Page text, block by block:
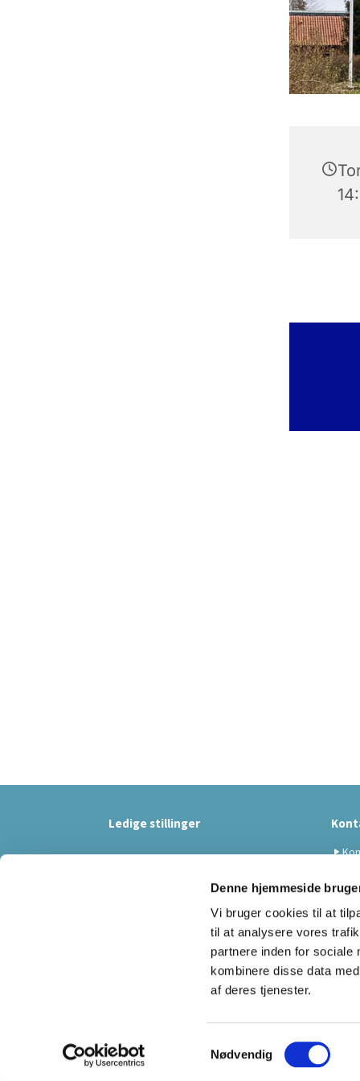
Denne hjemmeside
Vi bruger cookies til at
til at analysere vores
partnere inden for sociale
kombinere disse data
af deres tjenester.
a
Nødvendig
Ledige stillinger